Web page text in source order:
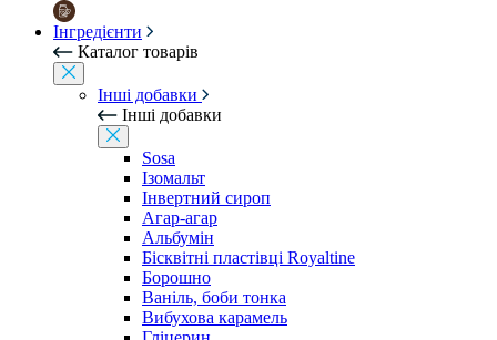
Інгредієнти
Каталог товарів
Інші добавки
Інші добавки
Sosa
Ізомальт
Інвертний сироп
Агар-агар
Альбумін
Бісквітні пластівці Royaltine
Борошно
Ваніль, боби тонка
Вибухова карамель